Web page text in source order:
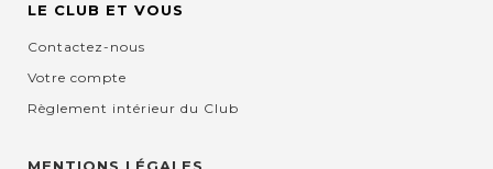
LE CLUB ET VOUS
Contactez-nous
Votre compte
Règlement intérieur du Club